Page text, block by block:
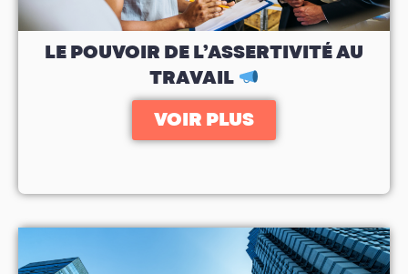
LE POUVOIR DE L’ASSERTIVITÉ AU
TRAVAIL
VOIR PLUS